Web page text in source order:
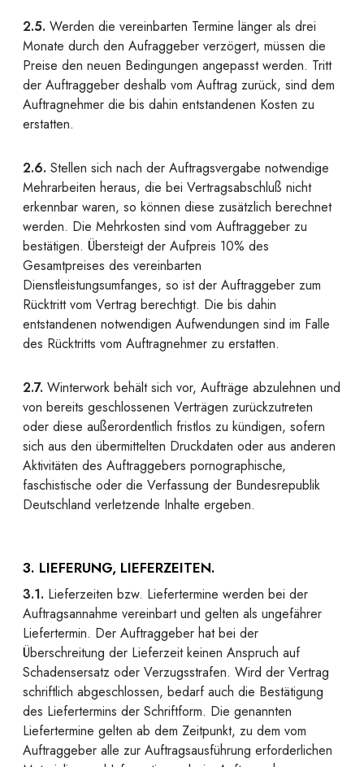
2.5. Werden die vereinbarten Termine länger als drei
Monate durch den Aufraggeber verzögert, müssen die
Preise den neuen Bedingungen angepasst werden. Tritt
der Auftraggeber deshalb vom Auftrag zurück, sind dem
Auftragnehmer die bis dahin entstandenen Kosten zu
erstatten.
2.6. Stellen sich nach der Auftragsvergabe notwendige
Mehrarbeiten heraus, die bei Vertragsabschluß nicht
erkennbar waren, so können diese zusätzlich berechnet
werden. Die Mehrkosten sind vom Auftraggeber zu
bestätigen. Übersteigt der Aufpreis 10% des
Gesamtpreises des vereinbarten
Dienstleistungsumfanges, so ist der Auftraggeber zum
Rücktritt vom Vertrag berechtigt. Die bis dahin
entstandenen notwendigen Aufwendungen sind im Falle
des Rücktritts vom Auftragnehmer zu erstatten.
2.7. Winterwork behält sich vor, Aufträge abzulehnen und
von bereits geschlossenen Verträgen zurückzutreten
oder diese außerordentlich fristlos zu kündigen, sofern
sich aus den übermittelten Druckdaten oder aus anderen
Aktivitäten des Auftraggebers pornographische,
faschistische oder die Verfassung der Bundesrepublik
Deutschland verletzende Inhalte ergeben.
3. LIEFERUNG, LIEFERZEITEN.
3.1. Lieferzeiten bzw. Liefertermine werden bei der
Auftragsannahme vereinbart und gelten als ungefährer
Liefertermin. Der Auftraggeber hat bei der
Überschreitung der Lieferzeit keinen Anspruch auf
Schadensersatz oder Verzugsstrafen. Wird der Vertrag
schriftlich abgeschlossen, bedarf auch die Bestätigung
des Liefertermins der Schriftform. Die genannten
Liefertermine gelten ab dem Zeitpunkt, zu dem vom
Auftraggeber alle zur Auftragsausführung erforderlichen